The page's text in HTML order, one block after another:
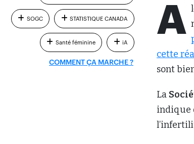
SOGC STATISTIQUE CANADA
Santé féminine iA
COMMENT ÇA MARCHE ?
A
cette
sont
La
indique